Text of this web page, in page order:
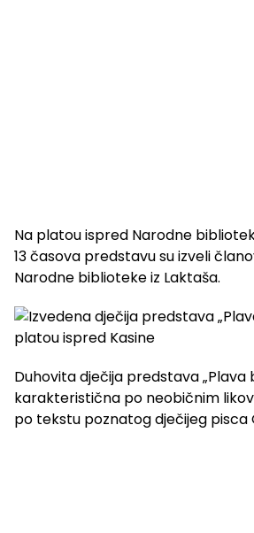
Na platou ispred Narodne
13 časova predstavu su izveli
Narodne biblioteke iz Laktaša.
Duhovita dječija predstava „Plava
karakteristična po neobičnim
po tekstu poznatog dječijeg pisca